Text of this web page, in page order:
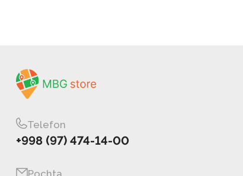
Telefon
+998 (97) 474-14-00
Pochta